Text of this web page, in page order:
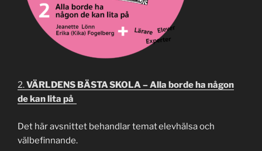
2.VÄRLDENS BÄSTA SKOLA – Alla borde ha någon
de kan lita på
Det här avsnittet behandlar temat elevhälsa och
välbefinnande.